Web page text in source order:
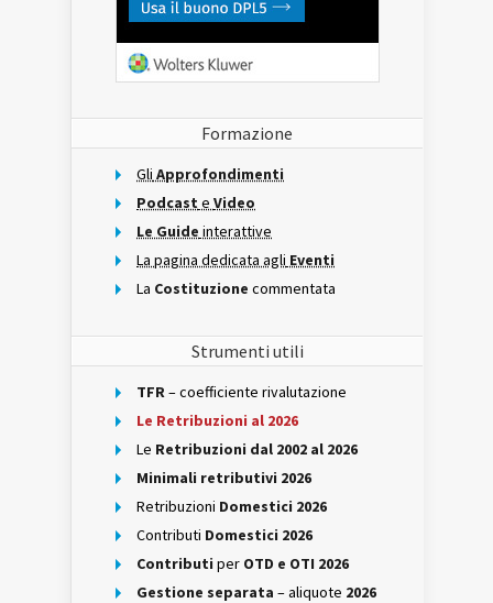
Formazione
Gli Approfondimenti
Podcast e Video
Le Guide interattive
La pagina dedicata agli Eventi
La Costituzione commentata
Strumenti utili
TFR– coefficiente rivalutazione
Le Retribuzioni al 2026
Le Retribuzioni dal 2002 al 2026
Minimali retributivi 2026
Retribuzioni Domestici 2026
Contributi Domestici 2026
Contributi per OTD e OTI 2026
Gestione separata – aliquote 2026